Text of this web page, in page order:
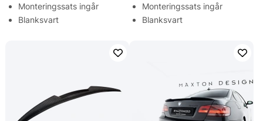
Monteringssats ingår
Blanksvart
Monteringssats ingår
Blanksvart